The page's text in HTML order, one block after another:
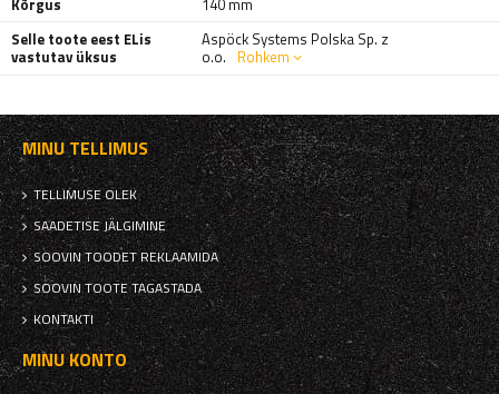
Kõrgus
140 mm
Selle toote eest ELis
vastutav üksus
Aspöck Systems Polska Sp. z
o.o. Rohkem
MINU TELLIMUS
TELLIMUSE OLEK
SAADETISE JÄLGIMINE
SOOVIN TOODET REKLAAMIDA
SOOVIN TOOTE TAGASTADA
KONTAKTI
MINU KONTO